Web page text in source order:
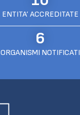
ENTITA’ ACCREDITATE
6
ORGANISMI NOTIFICATI